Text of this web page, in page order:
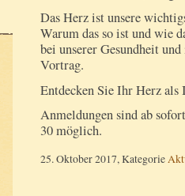
Das Herz ist unsere
Warum das so ist und wie
bei unserer Gesundheit
Vortrag.
Entdecken Sie Ihr Herz
Anmeldungen sind ab
30 möglich.
25. Oktober 2017, Kategorie